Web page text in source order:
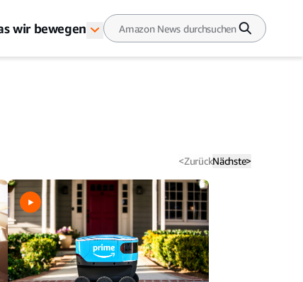
wir bewegen
<ZurückNächste>